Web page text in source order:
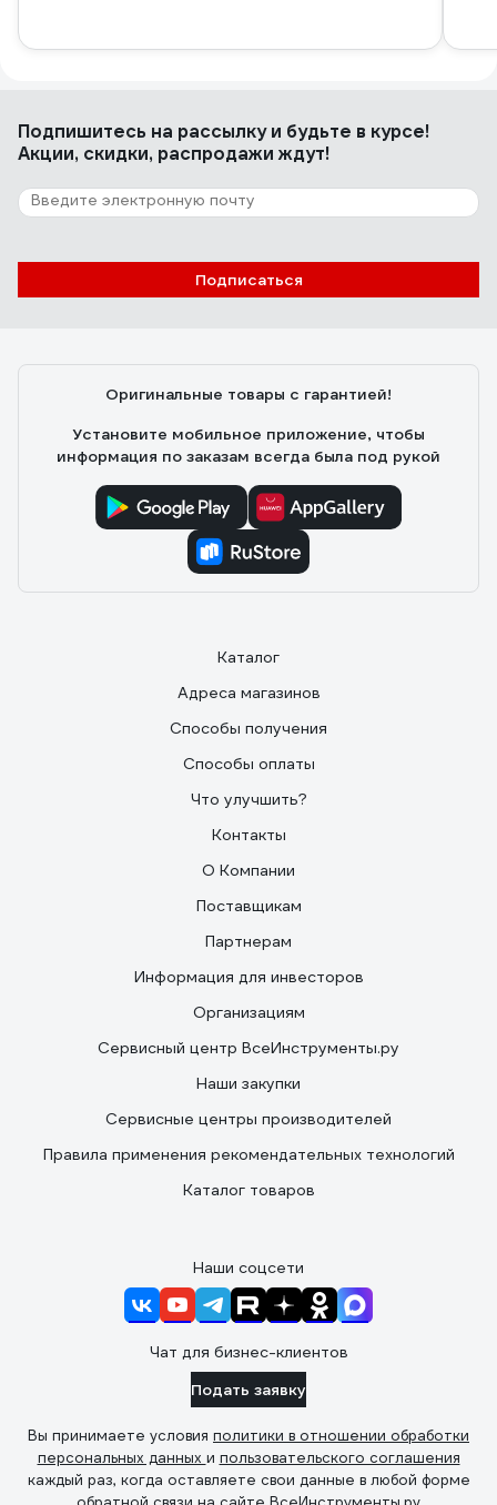
Подпишитесь на рассылкуи будьте в курсе!
Акции, скидки, распродажи ждут!
Подписаться
Оригинальные товары с гарантией!
Установите мобильное приложение, чтобы
информация по заказам всегда была под рукой
Каталог
Адреса магазинов
Способы получения
Способы оплаты
Что улучшить?
Контакты
О Компании
Поставщикам
Партнерам
Информация для инвесторов
Организациям
Сервисный центр ВсеИнструменты.ру
Наши закупки
Сервисные центры производителей
Правила применения рекомендательных технологий
Каталог товаров
Наши соцсети
Чат для бизнес-клиентов
Подать заявку
Вы принимаете условия политики в отношении обработки
персональных данных и пользовательского соглашения
каждый раз, когда оставляете свои данные в любой форме